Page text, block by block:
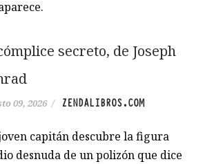
secreto, de Joseph
09, 2026 / ZENDALIBROS.COM
capitán descubre la figura
desnuda de un polizón que dice